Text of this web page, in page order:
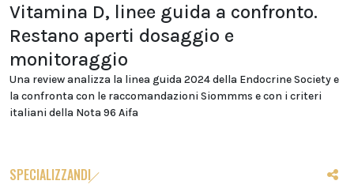
Vitamina D, linee guida a confronto.
Restano aperti dosaggio e
monitoraggio
Una review analizza la linea guida 2024 della Endocrine Society e
la confronta con le raccomandazioni Siommms e con i criteri
italiani della Nota 96 Aifa
SPECIALIZZANDI